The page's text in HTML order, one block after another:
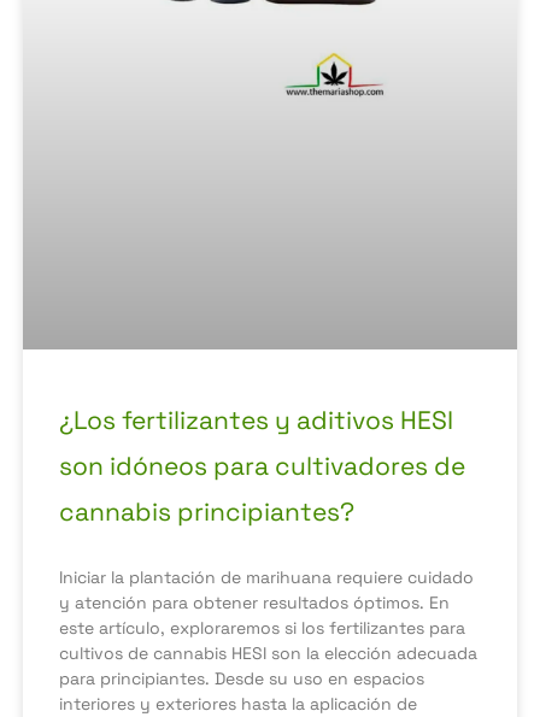
¿Los fertilizantes y aditivos HESI
son idóneos para cultivadores de
cannabis principiantes?
Iniciar la plantación de marihuana requiere cuidado
y atención para obtener resultados óptimos. En
este artículo, exploraremos si los fertilizantes para
cultivos de cannabis HESI son la elección adecuada
para principiantes. Desde su uso en espacios
interiores y exteriores hasta la aplicación de